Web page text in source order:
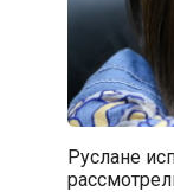
Руслане